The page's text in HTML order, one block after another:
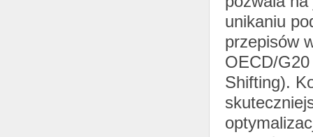
unikaniu
przepisów
OECD/
Shifting).